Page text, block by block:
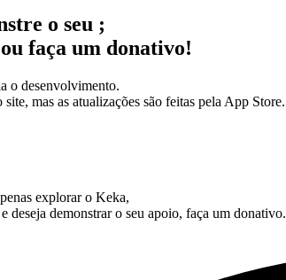
o seu ;
faça um donativo!
o desenvolvimento.
mas as atualizações são feitas pela App Store.
explorar o Keka,
deseja demonstrar o seu apoio, faça um donativo.